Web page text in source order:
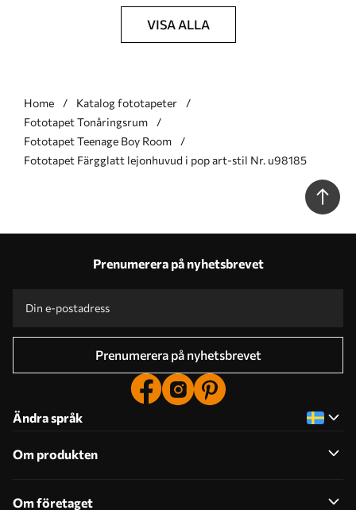
VISA ALLA
Home
Katalog fototapeter
Fototapet Tonåringsrum
Fototapet Teenage Boy Room
Fototapet Färgglatt lejonhuvud i pop art-stil Nr. u98185
Prenumerera på nyhetsbrevet
Prenumerera på nyhetsbrevet
Ändra språk
Om produkten
Om företaget